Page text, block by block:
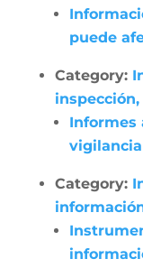
puede
Category:
Informes
Category: